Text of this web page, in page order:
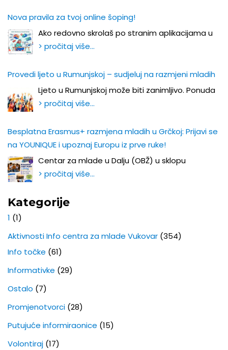
Nova pravila za tvoj online šoping!
Ako redovno skrolaš po stranim aplikacijama u
> pročitaj više…
Provedi ljeto u Rumunjskoj – sudjeluj na razmjeni mladih
Ljeto u Rumunjskoj može biti zanimljivo. Ponuda
> pročitaj više…
Besplatna Erasmus+ razmjena mladih u Grčkoj: Prijavi se
na YOUNIQUE i upoznaj Europu iz prve ruke!
Centar za mlade u Dalju (OBŽ) u sklopu
> pročitaj više…
Kategorije
1 (1)
Aktivnosti Info centra za mlade Vukovar (354)
Info točke (61)
Informativke (29)
Ostalo (7)
Promjenotvorci (28)
Putujuće informiraonice (15)
Volontiraj (17)